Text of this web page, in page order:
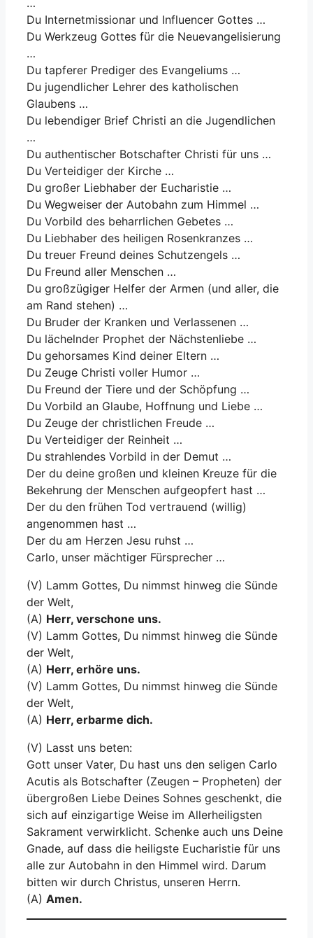
…
Du Internetmissionar und Influencer Gottes …
Du Werkzeug Gottes für die Neuevangelisierung
…
Du tapferer Prediger des Evangeliums …
Du jugendlicher Lehrer des katholischen
Glaubens …
Du lebendiger Brief Christi an die Jugendlichen
…
Du authentischer Botschafter Christi für uns …
Du Verteidiger der Kirche …
Du großer Liebhaber der Eucharistie …
Du Wegweiser der Autobahn zum Himmel …
Du Vorbild des beharrlichen Gebetes …
Du Liebhaber des heiligen Rosenkranzes …
Du treuer Freund deines Schutzengels …
Du Freund aller Menschen …
Du großzügiger Helfer der Armen (und aller, die
am Rand stehen) …
Du Bruder der Kranken und Verlassenen …
Du lächelnder Prophet der Nächstenliebe …
Du gehorsames Kind deiner Eltern …
Du Zeuge Christi voller Humor …
Du Freund der Tiere und der Schöpfung …
Du Vorbild an Glaube, Hoffnung und Liebe …
Du Zeuge der christlichen Freude …
Du Verteidiger der Reinheit …
Du strahlendes Vorbild in der Demut …
Der du deine großen und kleinen Kreuze für die
Bekehrung der Menschen aufgeopfert hast …
Der du den frühen Tod vertrauend (willig)
angenommen hast …
Der du am Herzen Jesu ruhst …
Carlo, unser mächtiger Fürsprecher …
(V) Lamm Gottes, Du nimmst hinweg die Sünde
der Welt,
(A) Herr, verschone uns.
(V) Lamm Gottes, Du nimmst hinweg die Sünde
der Welt,
(A) Herr, erhöre uns.
(V) Lamm Gottes, Du nimmst hinweg die Sünde
der Welt,
(A) Herr, erbarme dich.
(V) Lasst uns beten:
Gott unser Vater, Du hast uns den seligen Carlo
Acutis als Botschafter (Zeugen – Propheten) der
übergroßen Liebe Deines Sohnes geschenkt, die
sich auf einzigartige Weise im Allerheiligsten
Sakrament verwirklicht. Schenke auch uns Deine
Gnade, auf dass die heiligste Eucharistie für uns
alle zur Autobahn in den Himmel wird. Darum
bitten wir durch Christus, unseren Herrn.
(A) Amen.